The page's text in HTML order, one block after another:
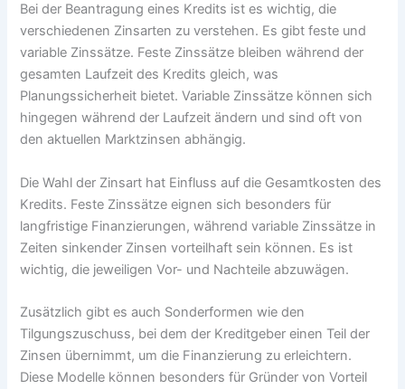
Bei der Beantragung eines Kredits ist es wichtig, die
verschiedenen Zinsarten zu verstehen. Es gibt feste und
variable Zinssätze. Feste Zinssätze bleiben während der
gesamten Laufzeit des Kredits gleich, was
Planungssicherheit bietet. Variable Zinssätze können sich
hingegen während der Laufzeit ändern und sind oft von
den aktuellen Marktzinsen abhängig.
Die Wahl der Zinsart hat Einfluss auf die Gesamtkosten des
Kredits. Feste Zinssätze eignen sich besonders für
langfristige Finanzierungen, während variable Zinssätze in
Zeiten sinkender Zinsen vorteilhaft sein können. Es ist
wichtig, die jeweiligen Vor- und Nachteile abzuwägen.
Zusätzlich gibt es auch Sonderformen wie den
Tilgungszuschuss, bei dem der Kreditgeber einen Teil der
Zinsen übernimmt, um die Finanzierung zu erleichtern.
Diese Modelle können besonders für Gründer von Vorteil